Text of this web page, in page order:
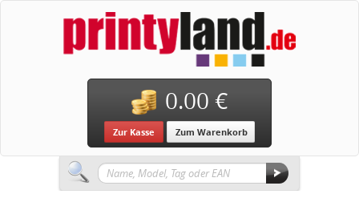
0.00 €
Zur Kasse Zum Warenkorb